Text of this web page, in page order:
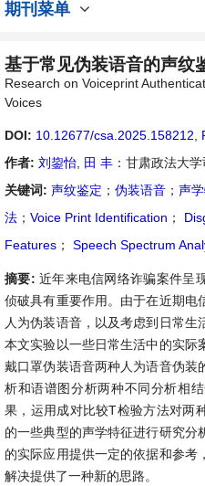
期刊菜单
基于常见伪装语音的声纹
Research on Voiceprint
Voices
DOI: 10.12677/csa.2025.158212
作者: 刘鋆怡 田 丰 ：甘肃政法大
关键词: 声纹鉴定 ； 伪装语音 ； 声
法 ； Voice Print Identification ；
Features ； Speech Spectrum
摘要: 近年来电信网络诈骗案件呈
侦破具有重要作用。由于在近期电
人为伪装语音，以及考虑到日常生
本文实验以一些日常生活中的实际
戴口罩伪装语音两种人为语音伪装
析和语谱图分析两种不同分析相
果，运用成对比较T检验方法对两
的一些典型的声学特征进行研究分
的实际应用提供一定的依据和参考
解决提供了一种新的思路。